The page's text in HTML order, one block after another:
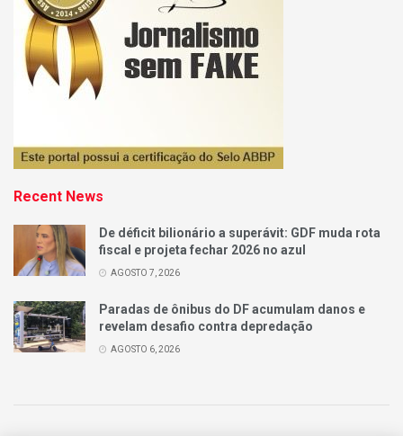
Recent News
De déficit bilionário a superávit: GDF muda rota
fiscal e projeta fechar 2026 no azul
AGOSTO 7, 2026
Paradas de ônibus do DF acumulam danos e
revelam desafio contra depredação
AGOSTO 6, 2026